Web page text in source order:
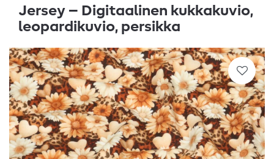
Jersey – Digitaalinen kukkakuvio,
leopardikuvio, persikka